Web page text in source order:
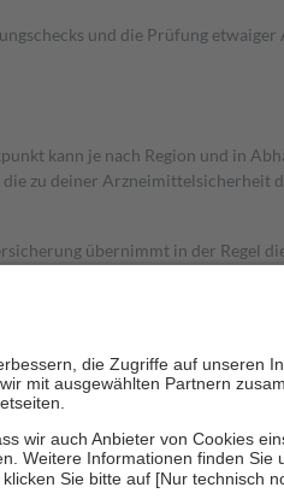
und die Prüfung etwaiger
kann je nach Region und in
zu deiner Arzneimittelsicherheit
übernimmt in der Regel
Es sind jedoch nie mehr als die
Zuzahlungen